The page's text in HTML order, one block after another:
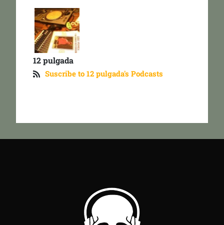
12 pulgada
Suscribe to 12 pulgada's Podcasts